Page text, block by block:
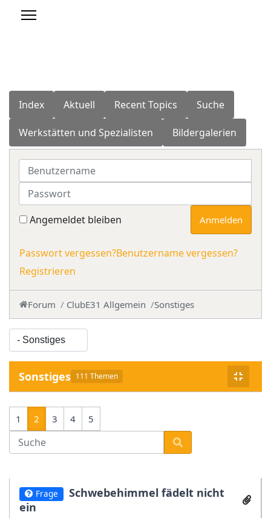
Index Aktuell Recent Topics Suche
Werkstätten und Spezialisten Bildergalerien
Benutzername
Passwort
Angemeldet bleiben Anmelden
Passwort vergessen?Benutzername vergessen?
Registrieren
Forum ClubE31 Allgemein Sonstiges
Sonstiges 111 Themen
1 2 3 4 5
Frage
Schwebehimmel fädelt nicht
ein